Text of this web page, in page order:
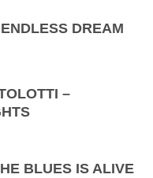
DREAM
–
BLUES IS ALIVE